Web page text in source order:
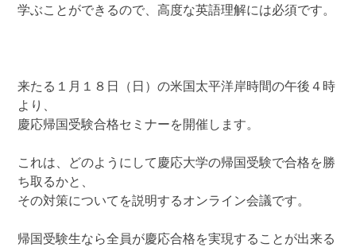
学ぶことができるので、高度な英語理解には必須です。
来たる１月１８日（日）の米国太平洋岸時間の午後４時
より、
慶応帰国受験合格セミナーを開催します。
これは、どのようにして慶応大学の帰国受験で合格を勝
ち取るかと、
その対策についてを説明するオンライン会議です。
帰国受験生なら全員が慶応合格を実現することが出来る